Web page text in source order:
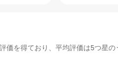
価を得ており、平均評価は5つ星の